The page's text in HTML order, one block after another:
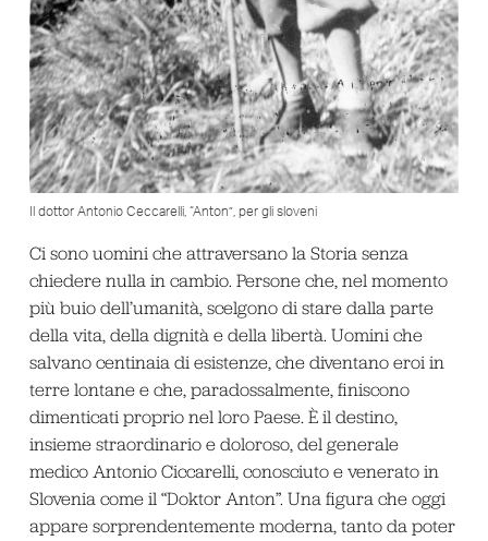
Il dottor Antonio Ceccarelli, “Anton”, per gli sloveni
Ci sono uomini che attraversano la Storia senza
chiedere nulla in cambio. Persone che, nel momento
più buio dell’umanità, scelgono di stare dalla parte
della vita, della dignità e della libertà. Uomini che
salvano centinaia di esistenze, che diventano eroi in
terre lontane e che, paradossalmente, finiscono
dimenticati proprio nel loro Paese. È il destino,
insieme straordinario e doloroso, del generale
medico Antonio Ciccarelli, conosciuto e venerato in
Slovenia come il “Doktor Anton”. Una figura che oggi
appare sorprendentemente moderna, tanto da poter